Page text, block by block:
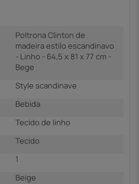
Poltrona Clinton de
madeira estilo escandinavo
- Linho - 64,5 x 81 x 77 cm -
Bege
Style scandinave
Bebida
Tecido de linho
Tecido
1
Beige